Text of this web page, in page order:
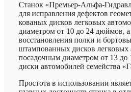
Станок «Премьер-Альфа-
для исправления дефектов
кованых дисков легковых
диаметром от 10 до 24 дюймов,
восстановления полки и
штампованных дисков легковых
посадочным диаметром от 13
диски автомобилей семейства
Простота в использовании